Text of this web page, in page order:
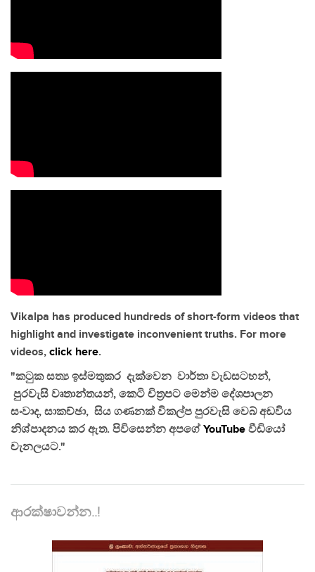
Vikalpa has produced hundreds of short-form videos that
highlight and investigate inconvenient truths. For more
videos, click here.
"කටුක සත්‍ය ඉස්මතුකර දැක්වෙන වාර්තා වැඩසටහන්,
පුරවැසි වෘතාන්තයන්, කෙටි චිත්‍රපට මෙන්ම දේශපාලන
සංවාද, සාකච්ඡා, සිය ගණනක් විකල්ප පුරවැසි වෙබ් අඩවිය
නිශ්පාදනය කර ඇත. පිවිසෙන්න අපගේYouTube වීඩියෝ
චැනලයට."
ආරක්ෂාවන්න..!